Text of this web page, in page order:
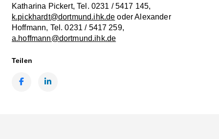
Katharina Pickert, Tel. 0231 / 5417 145,
k.pickhardt@dortmund.ihk.de oder Alexander
Hoffmann, Tel. 0231 / 5417 259,
a.hoffmann@dortmund.ihk.de
Teilen